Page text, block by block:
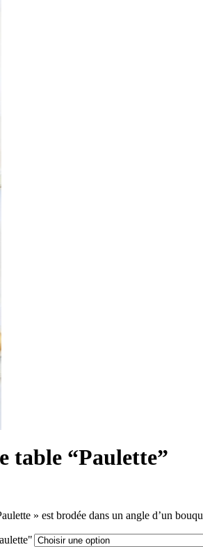
table “Paulette”
» est brodée dans un angle d’un